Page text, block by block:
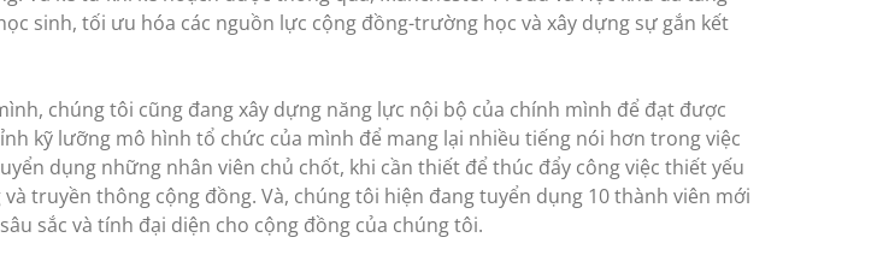
sinh, tối ưu hóa các nguồn lực cộng đồng-trường học và xây dựng sự gắn kết
chúng tôi cũng đang xây dựng năng lực nội bộ của chính mình để đạt được
kỹ lưỡng mô hình tổ chức của mình để mang lại nhiều tiếng nói hơn trong việc
dụng những nhân viên chủ chốt, khi cần thiết để thúc đẩy công việc thiết yếu
truyền thông cộng đồng. Và, chúng tôi hiện đang tuyển dụng 10 thành viên mới
sắc và tính đại diện cho cộng đồng của chúng tôi.